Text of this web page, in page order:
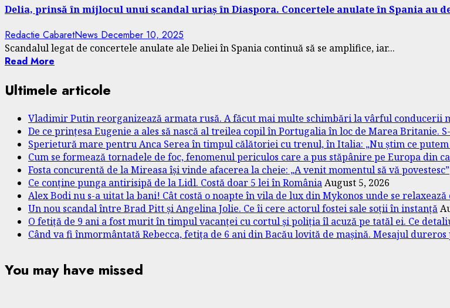
Delia, prinsă în mijlocul unui scandal uriaș în Diaspora. Concertele anulate în Spania au
Redactie CabaretNews December 10, 2025
Scandalul legat de concertele anulate ale Deliei în Spania continuă să se amplifice, iar...
Read More
Ultimele articole
Vladimir Putin reorganizează armata rusă. A făcut mai multe schimbări la vârful conducerii
De ce prințesa Eugenie a ales să nască al treilea copil în Portugalia în loc de Marea Britanie.
Sperietură mare pentru Anca Serea în timpul călătoriei cu trenul, în Italia: „Nu știm ce putem
Cum se formează tornadele de foc, fenomenul periculos care a pus stăpânire pe Europa din
Fosta concurentă de la Mireasa își vinde afacerea la cheie: „A venit momentul să vă povestesc”
Ce conține punga antirisipă de la Lidl. Costă doar 5 lei în RomâniaAugust 5, 2026
Alex Bodi nu s-a uitat la bani! Cât costă o noapte în vila de lux din Mykonos unde se relaxează
Un nou scandal între Brad Pitt și Angelina Jolie. Ce îi cere actorul fostei sale soții în instanță
O fetiță de 9 ani a fost murit în timpul vacanței cu cortul și poliția îl acuză pe tatăl ei. Ce
Când va fi înmormântată Rebecca, fetița de 6 ani din Bacău lovită de mașină. Mesajul dureros
You may have missed